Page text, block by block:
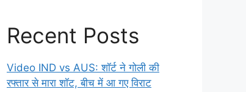
Recent Posts
Video IND vs AUS: शॉर्ट ने गोली की
रफ्तार से मारा शॉट, बीच में आ गए विराट